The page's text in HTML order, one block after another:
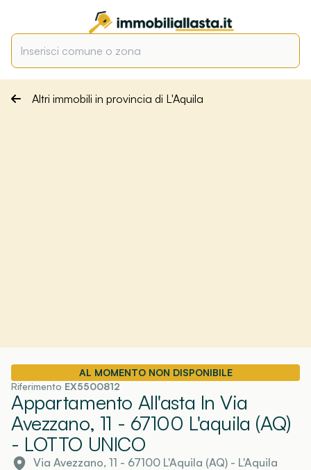
Altri immobili in provincia di L'Aquila
AL MOMENTO NON DISPONIBILE
Riferimento EX5500812
Appartamento All'asta In Via
Avezzano, 11 - 67100 L'aquila (AQ)
- LOTTO UNICO
Via Avezzano, 11 - 67100 L'Aquila (AQ) - L'Aquila